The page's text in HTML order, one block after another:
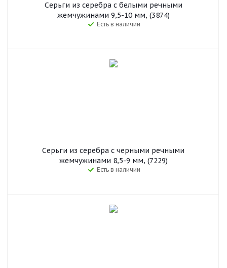
Серьги из серебра с белыми речными
жемчужинами 9,5-10 мм, (3874)
Есть в наличии
Серьги из серебра с черными речными
жемчужинами 8,5-9 мм, (7229)
Есть в наличии